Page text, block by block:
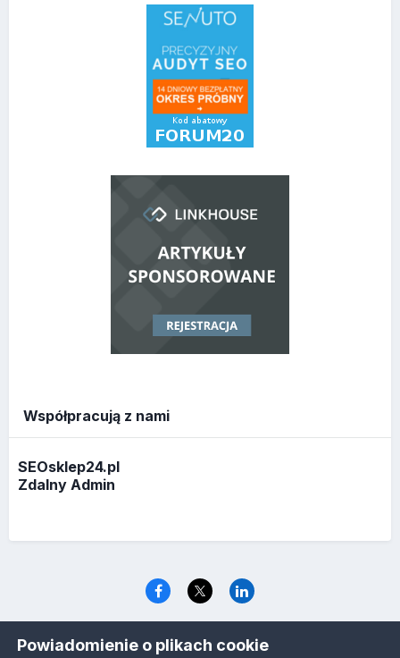
Współpracują z nami
SEOsklep24.pl
Zdalny Admin
www.optymalizacja.com
Powiadomienie o plikach cookie